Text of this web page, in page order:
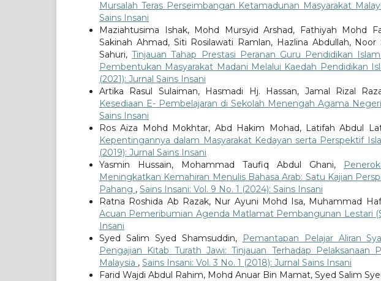
Mursalah Teras Perseimbangan Ketamadunan Masyarakat
Sains Insani
Maziahtusima Ishak, Mohd Mursyid Arshad, Fathiyah Mohd
Sakinah Ahmad, Siti Rosilawati Ramlan, Hazlina Abdullah,
Sahuri,Tinjauan Tahap Prestasi Peranan Guru Pendidikan
Pembentukan Masyarakat Madani Melalui Kaedah Pendidikan
(2021): Jurnal Sains Insani
Artika Rasul Sulaiman, Hasmadi Hj. Hassan, Jamal Rizal
Kesediaan E- Pembelajaran di Sekolah Menengah Agama
Sains Insani
Ros Aiza Mohd Mokhtar, Abd Hakim Mohad, Latifah Abdul
Kepentingannya dalam Masyarakat Kedayan serta Perspektif
(2019): Jurnal Sains Insani
Yasmin Hussain, Mohammad Taufiq Abdul Ghani,
Meningkatkan Kemahiran Menulis Bahasa Arab: Satu Kajian
Pahang , Sains Insani: Vol. 9 No. 1 (2024): Sains Insani
Ratna Roshida Ab Razak, Nur Ayuni Mohd Isa, Muhammad
Acuan Pemeribumian Agenda Matlamat Pembangunan Lestari
Insani
Syed Salim Syed Shamsuddin,
Pemantapan Pelajar Aliran
Pengajian Kitab Turath Jawi: Tinjauan Terhadap Pelaksanaan
Malaysia , Sains Insani: Vol. 3 No. 1 (2018): Jurnal Sains Insani
Farid Wajdi Abdul Rahim, Mohd Anuar Bin Mamat, Syed Salim